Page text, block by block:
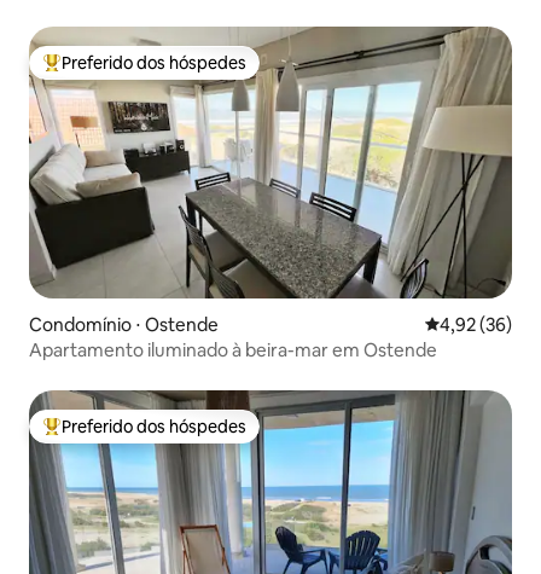
Entre os melhores preferidos dos hóspedes
Preferido dos hóspedes
Condomínio ⋅ Ostende 4,92 de uma
4,92 (36)
Apartamento iluminado à beira-mar em Ostende
Entre os melhores preferidos dos hóspedes
Preferido dos hóspedes